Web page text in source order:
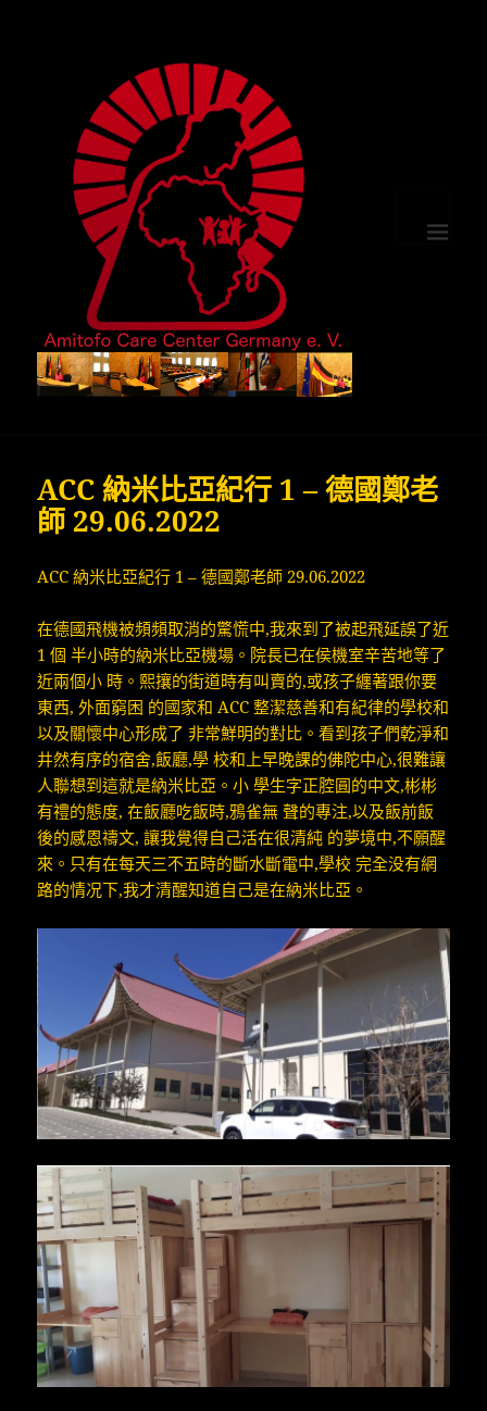
ACC 納米比亞紀行 1 – 德國鄭老
師 29.06.2022
ACC 納米比亞紀行 1 – 德國鄭老師 29.06.2022
在德國飛機被頻頻取消的驚慌中,我來到了被起飛延誤了近
1 個 半小時的納米比亞機場。院長已在侯機室辛苦地等了
近兩個小 時。熙攘的街道時有叫賣的,或孩子纏著跟你要
東西, 外面窮困 的國家和 ACC 整潔慈善和有紀律的學校和
以及關懷中心形成了 非常鮮明的對比。看到孩子們乾淨和
井然有序的宿舍,飯廳,學 校和上早晚課的佛陀中心,很難讓
人聯想到這就是納米比亞。小 學生字正腔圓的中文,彬彬
有禮的態度, 在飯廳吃飯時,鴉雀無 聲的專注,以及飯前飯
後的感恩禱文, 讓我覺得自己活在很清純 的夢境中,不願醒
來。只有在每天三不五時的斷水斷電中,學校 完全没有網
路的情况下,我才清醒知道自己是在納米比亞。